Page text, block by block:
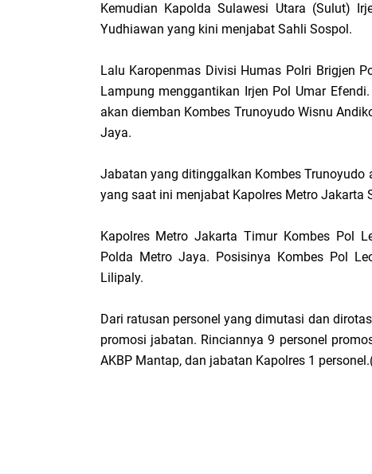
Kemudian Kapolda Sulawesi Utara (Sulut)
Yudhiawan yang kini menjabat Sahli Sospol.
Lalu Karopenmas Divisi Humas Polri Brigjen
Lampung menggantikan Irjen Pol Umar
akan diemban Kombes Trunoyudo Wisnu
Jaya.
Jabatan yang ditinggalkan Kombes Trunoyudo
yang saat ini menjabat Kapolres Metro Jakarta
Kapolres Metro Jakarta Timur Kombes Pol
Polda Metro Jaya. Posisinya Kombes Pol
Lilipaly.
Dari ratusan personel yang dimutasi dan
promosi jabatan. Rinciannya 9 personel
AKBP Mantap, dan jabatan Kapolres 1